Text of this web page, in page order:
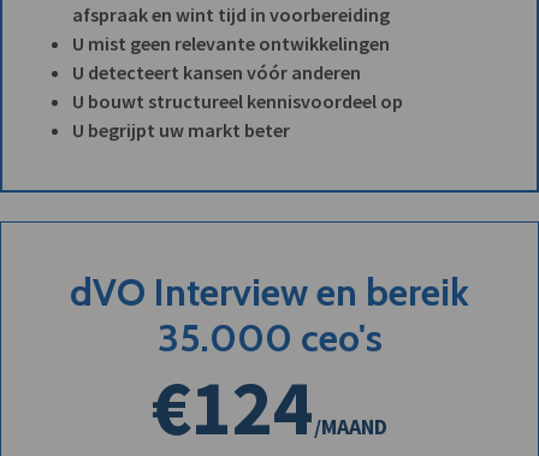
afspraak en wint tijd in voorbereiding
U mist geen relevante ontwikkelingen
U detecteert kansen vóór anderen
U bouwt structureel kennisvoordeel op
U begrijpt uw markt beter
dVO Interview en bereik
35.000 ceo's
€124/MAAND